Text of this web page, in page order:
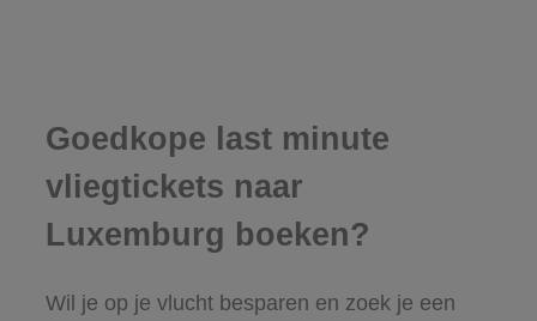
Goedkope last minute
vliegtickets naar
Luxemburg boeken?
Wil je op je vlucht besparen en zoek je een